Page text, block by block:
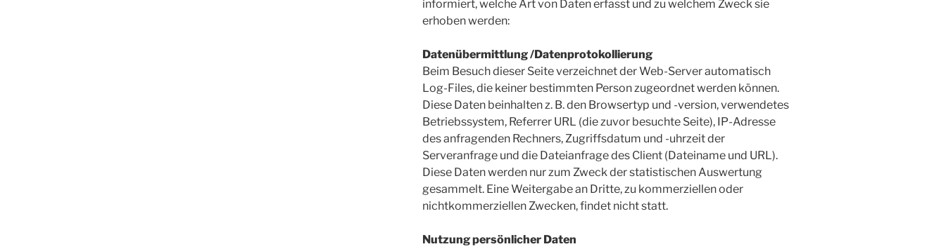
informiert, welche Art von Daten erfasst und zu welchem Zweck sie
erhoben werden:
Datenübermittlung /Datenprotokollierung
Beim Besuch dieser Seite verzeichnet der Web-Server automatisch
Log-Files, die keiner bestimmten Person zugeordnet werden können.
Diese Daten beinhalten z. B. den Browsertyp und -version, verwendetes
Betriebssystem, Referrer URL (die zuvor besuchte Seite), IP-Adresse
des anfragenden Rechners, Zugriffsdatum und -uhrzeit der
Serveranfrage und die Dateianfrage des Client (Dateiname und URL).
Diese Daten werden nur zum Zweck der statistischen Auswertung
gesammelt. Eine Weitergabe an Dritte, zu kommerziellen oder
nichtkommerziellen Zwecken, findet nicht statt.
Nutzung persönlicher Daten